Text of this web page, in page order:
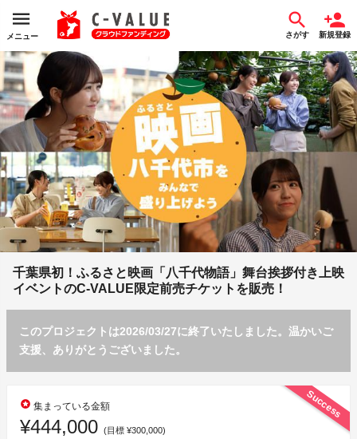
メニュー さがす 新規登録
千葉県初！ふるさと映画「八千代物語」舞台挨拶付き上映
イベントのC-VALUE限定前売チケットを販売！
このプロジェクトは2026/03/27に終了いたしました。温かいご
支援、ありがとうございました。
Success
stars 集まっている金額
¥444,000 (目標 ¥300,000)